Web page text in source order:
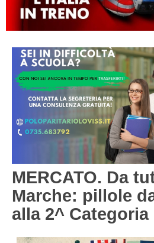
MACERATA
ECCELLENZA
1^ CATEGORIA
2^ CATEGORIA
GIOVANILI
DIRETTA
MERCATO. Da
Marche: pillole
alla 2^ Categoria